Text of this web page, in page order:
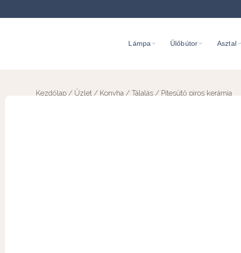
Lámpa Ülőbútor Asztal
Kezdőlap / Üzlet / Konyha / Tálalás / Pitesütő piros kerámia